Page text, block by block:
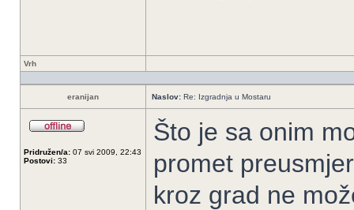
Vrh
eranijan Naslov: Re: Izgradnja u Mostaru
Pridružen/a: 07 svi 2009, 22:43
Postovi: 33
Što je sa onim
promet
kroz grad ne